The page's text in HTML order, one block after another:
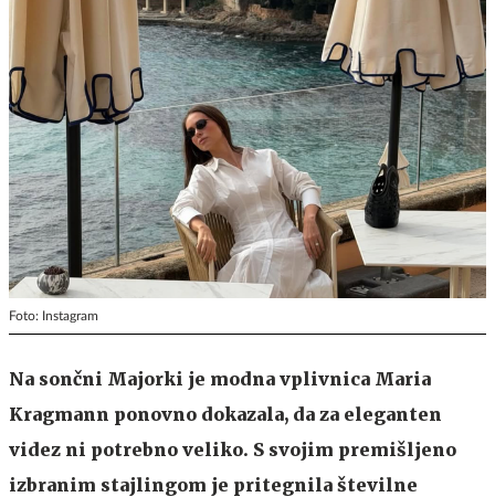
Foto: Instagram
Na sončni Majorki je modna vplivnica Maria
Kragmann ponovno dokazala, da za eleganten
videz ni potrebno veliko. S svojim premišljeno
izbranim stajlingom je pritegnila številne